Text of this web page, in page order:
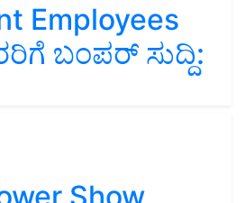
Employees
ಬಂಪರ್‌ ಸುದ್ದಿ: